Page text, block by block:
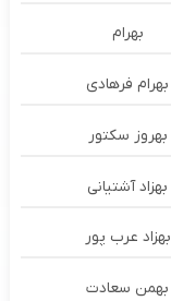
بهرام
بهرام فرهادی
بهروز سکتور
بهزاد آشتیانی
بهزاد عرب پور
بهمن سعادت